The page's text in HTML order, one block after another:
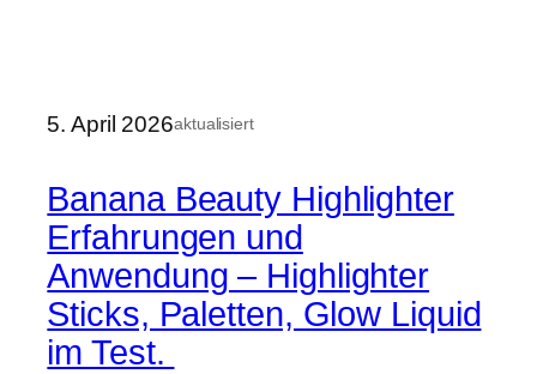
5. April 2026aktualisiert
Banana Beauty Highlighter
Erfahrungen und
Anwendung – Highlighter
Sticks, Paletten, Glow Liquid
im Test.